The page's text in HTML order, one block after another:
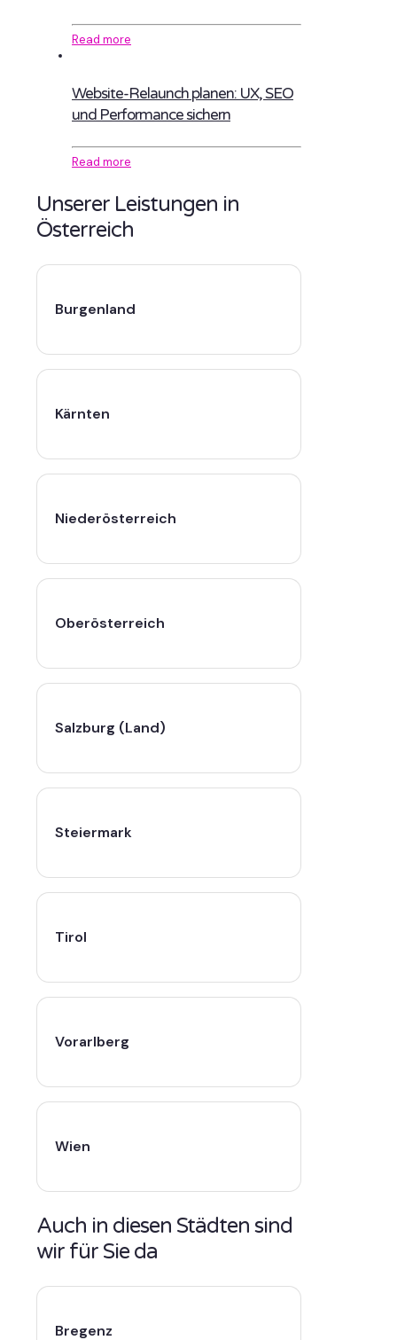
Read more
Website-Relaunch planen: UX, SEO
und Performance sichern
Read more
Unserer Leistungen in
Österreich
Burgenland
Kärnten
Niederösterreich
Oberösterreich
Salzburg (Land)
Steiermark
Tirol
Vorarlberg
Wien
Auch in diesen Städten sind
wir für Sie da
Bregenz